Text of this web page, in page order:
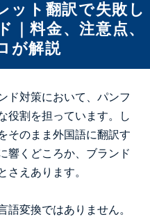
ット翻訳で失敗し
｜料金、注意点、
が解説
ド対策において、パンフ
役割を担っています。し
そのまま外国語に翻訳す
響くどころか、ブランド
さえあります。
語変換ではありません。